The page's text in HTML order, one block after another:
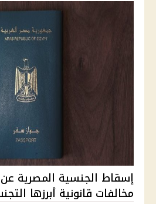
مخالفات قانونية أبرزها